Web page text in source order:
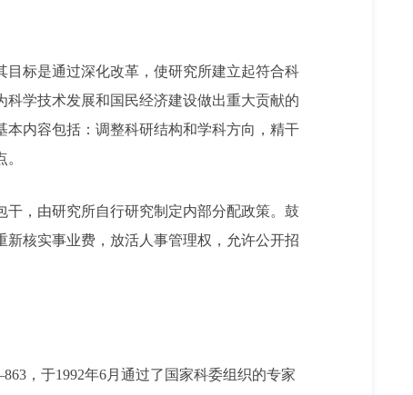
标是通过深化改革，使研究所建立起符合科
学技术发展和国民经济建设做出重大贡献的
内容包括：调整科研结构和学科方向，精干
，由研究所自行研究制定内部分配政策。鼓
核实事业费，放活人事管理权，允许公开招
，于1992年6月通过了国家科委组织的专家